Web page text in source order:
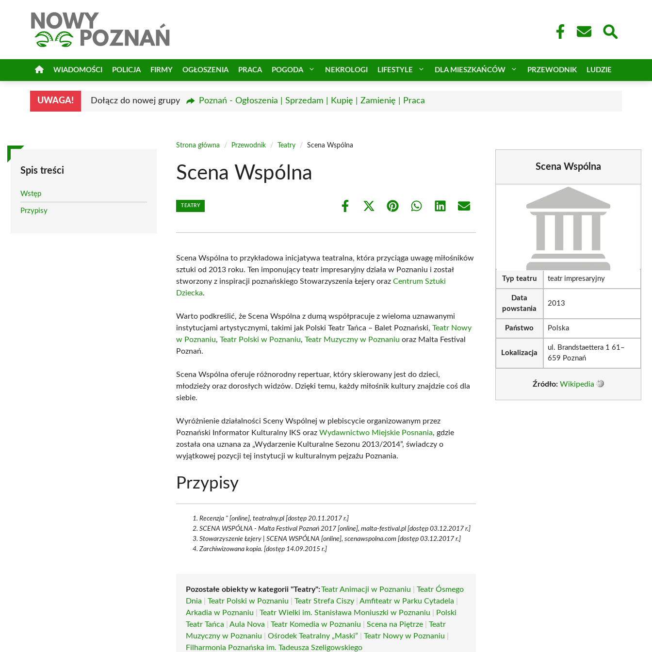
WIADOMOŚCI POLICJA FIRMY OGŁOSZENIA PRACA POGODA NEKROLOGI LIFESTYLE DLA MIESZKAŃCÓW PRZEWODNIK LUDZIE
UWAGA! Dołącz do nowej grupy Poznań - Ogłoszenia | Sprzedam | Kupię | Zamienię | Praca
Spis treści
Wstęp
Przypisy
Strona główna / Przewodnik / Teatry / Scena Wspólna
Scena Wspólna
TEATRY
Share
Share
(Twitter)
Share Share Share Share
Scena Wspólna to przykładowa inicjatywa teatralna, która przyciąga uwagę miłośników
sztuki od 2013 roku. Ten imponujący teatr impresaryjny działa w Poznaniu i został
stworzony z inspiracji poznańskiego Stowarzyszenia Łejery orazCentrum Sztuki
Dziecka.
Warto podkreślić, że Scena Wspólna z dumą współpracuje z wieloma uznawanymi
instytucjami artystycznymi, takimi jak Polski Teatr Tańca – Balet Poznański,Teatr Nowy
w Poznaniu,Teatr Polski w Poznaniu,Teatr Muzyczny w Poznaniu oraz Malta Festival
Poznań.
Scena Wspólna oferuje różnorodny repertuar, który skierowany jest do dzieci,
młodzieży oraz dorosłych widzów. Dzięki temu, każdy miłośnik kultury znajdzie coś dla
siebie.
Wyróżnienie działalności Sceny Wspólnej w plebiscycie organizowanym przez
Poznański Informator Kulturalny IKS orazWydawnictwo Miejskie Posnania, gdzie
została ona uznana za „Wydarzenie Kulturalne Sezonu 2013/2014”, świadczy o
wyjątkowej pozycji tej instytucji w kulturalnym pejzażu Poznania.
Przypisy
Recenzja " [online], teatralny.pl [dostęp 20.11.2017 r.]
SCENA WSPÓLNA - Malta Festival Poznań 2017 [online], malta-festival.pl [dostęp 03.12.2017 r.]
Stowarzyszenie Łejery | SCENA WSPÓLNA [online], scenawspolna.com [dostęp 03.12.2017 r.]
Zarchiwizowana kopia. [dostęp 14.09.2015 r.]
Pozostałe obiekty w kategorii "Teatry":Teatr Animacji w Poznaniu |Teatr Ósmego
Dnia |Teatr Polski w Poznaniu |Teatr Strefa Ciszy |Amfiteatr w Parku Cytadela
Arkadia w Poznaniu |Teatr Wielki im. Stanisława Moniuszki w Poznaniu
Polski
Teatr Tańca |Aula Nova |Teatr Komedia w Poznaniu |Scena na Piętrze |Teatr
Muzyczny w Poznaniu |Ośrodek Teatralny „Maski” |Teatr Nowy w Poznaniu
Filharmonia Poznańska im. Tadeusza Szeligowskiego
Scena Wspólna
Typ teatru teatr impresaryjny
Data
powstania
2013
Państwo Polska
Lokalizacja
ul. Brandstaettera 1 61–
659 Poznań
Źródło: Wikipedia